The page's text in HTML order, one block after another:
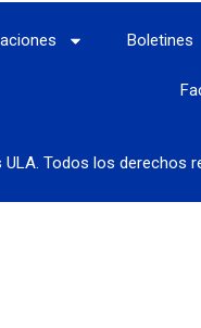
Boletines
Todos los